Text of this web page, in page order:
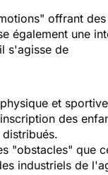
offrant
également une
s'agisse de
et
des
"obstacles" que
industriels de